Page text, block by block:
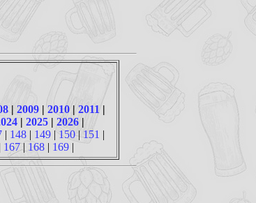
| 2009| 2010| 2011|
| 2025| 2026|
| 148 | 149 | 150 | 151 |
167| 168| 169|